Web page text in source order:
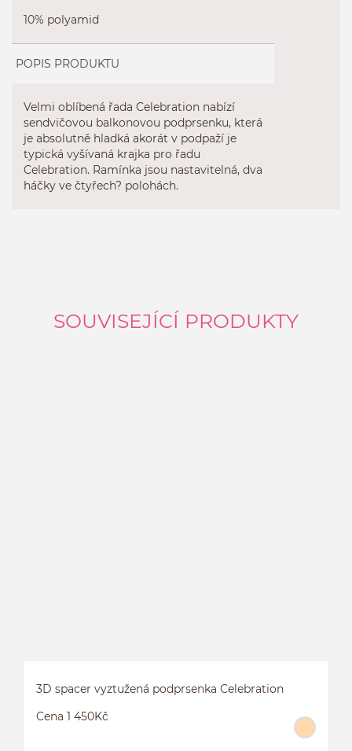
10% polyamid
POPIS PRODUKTU
Velmi oblíbená řada Celebration nabízí
sendvičovou balkonovou podprsenku, která
je absolutně hladká akorát v podpaží je
typická vyšívaná krajka pro řadu
Celebration. Ramínka jsou nastavitelná, dva
háčky ve čtyřech? polohách.
SOUVISEJÍCÍ PRODUKTY
3D spacer vyztužená podprsenka Celebration
Cena 1 450Kč